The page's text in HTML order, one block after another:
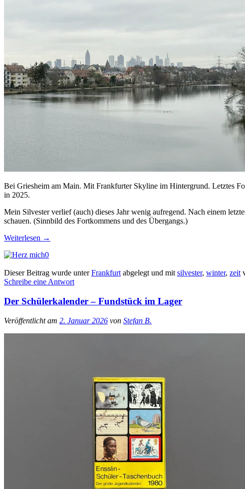
Bei Griesheim am Main. Mit Frankfurter Skyline im Hintergrund. Letztes
in 2025.
Mein Silvester verlief (auch) dieses Jahr wenig aufregend. Nach einem
schauen. (Sinnbild des Fortkommens und des Übergangs.)
Weiterlesen →
0
Dieser Beitrag wurde unterFrankfurt abgelegt und mit silvester, winter, zeit
Schreibe eine Antwort
Der Schülerkalender – Fundstück im Lager
Veröffentlicht am 2. Januar 2026 von Stefan B.